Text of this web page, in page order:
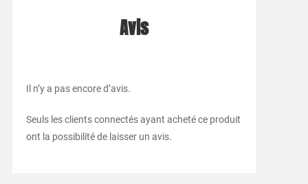
Avis
Il n’y a pas encore d’avis.
Seuls les clients connectés ayant acheté ce produit
ont la possibilité de laisser un avis.